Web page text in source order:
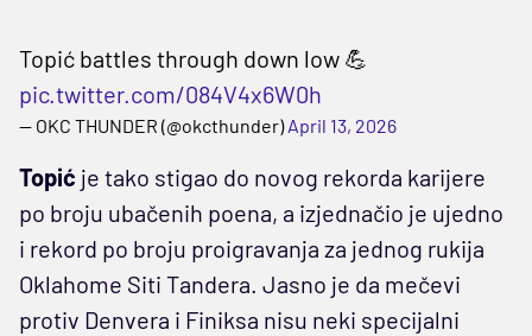
Topić battles through down low 💪
pic.twitter.com/084V4x6W0h
— OKC THUNDER (@okcthunder)April 13, 2026
Topić je tako stigao do novog rekorda karijere
po broju ubačenih poena, a izjednačio je ujedno
i rekord po broju proigravanja za jednog rukija
Oklahome Siti Tandera. Jasno je da mečevi
protiv Denvera i Finiksa nisu neki specijalni